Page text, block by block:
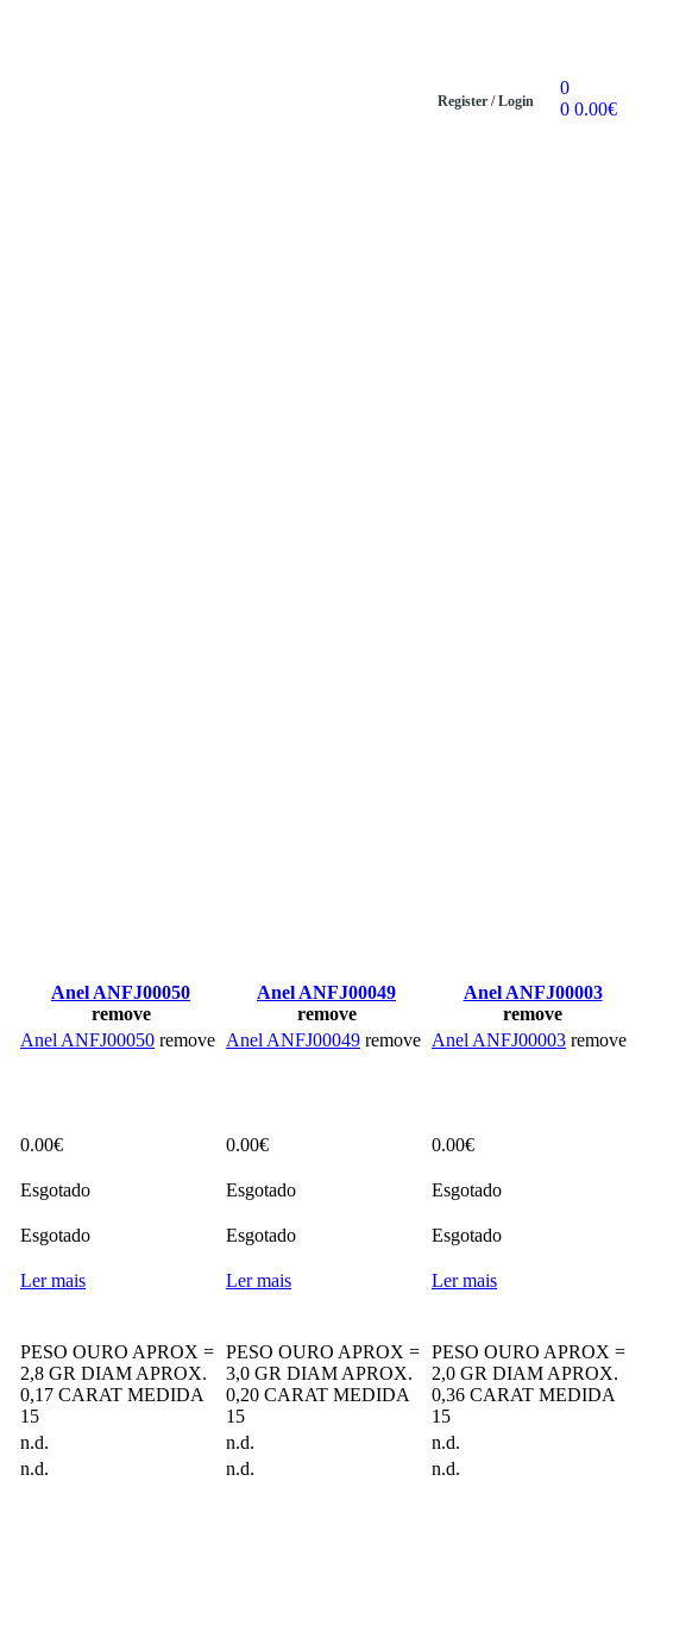
Register / Login
0
0 0.00€
Anel ANFJ00050
remove
Anel ANFJ00049
remove
Anel ANFJ00003
remove
Anel ANFJ00050 remove Anel ANFJ00049 remove Anel ANFJ00003 remove
0.00€ 0.00€ 0.00€
Esgotado Esgotado Esgotado
Esgotado Esgotado Esgotado
Ler mais Ler mais Ler mais
PESO OURO APROX =
2,8 GR DIAM APROX.
0,17 CARAT MEDIDA
15
PESO OURO APROX =
3,0 GR DIAM APROX.
0,20 CARAT MEDIDA
15
PESO OURO APROX =
2,0 GR DIAM APROX.
0,36 CARAT MEDIDA
15
n.d. n.d.
n.d.
n.d. n.d.
n.d.